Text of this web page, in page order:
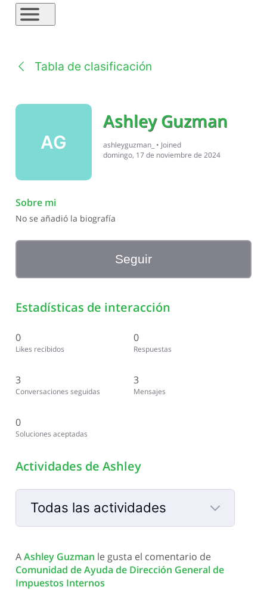
Tabla de clasificación
AG
Ashley Guzman
ashleyguzman_ • Joined
domingo, 17 de noviembre de 2024
Sobre mi
No se añadió la biografía
Seguir
Estadísticas de interacción
0
Likes recibidos
0
Respuestas
3
Conversaciones seguidas
3
Mensajes
0
Soluciones aceptadas
Actividades de Ashley
Todas las actividades
Selected
Todas
las
actividades
A Ashley Guzman le gusta el comentario de
Comunidad de Ayuda de Dirección General de
Impuestos Internos